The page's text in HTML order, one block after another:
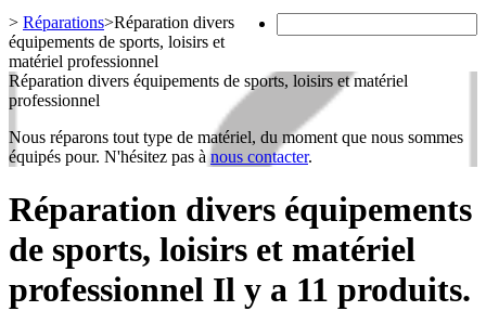
> Réparations>Réparation divers
équipements de sports, loisirs et
matériel professionnel
Réparation divers équipements de sports, loisirs et matériel
professionnel
Nous réparons tout type de matériel, du moment que nous sommes
équipés pour. N'hésitez pas ànous contacter.
Réparation divers équipements
de sports, loisirs et matériel
professionnel Il y a 11 produits.